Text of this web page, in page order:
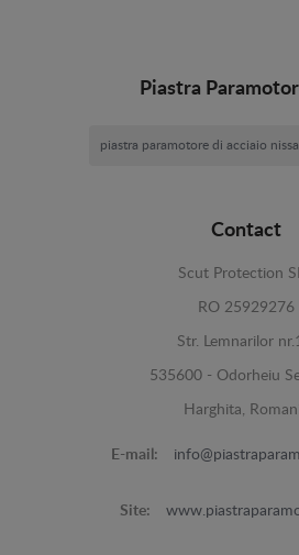
Piastra
piastra paramotore di acciaio
Contact
Scut Protection
RO 25929276
Str. Lemnarilor
535600 - Odorheiu
Harghita,
E-mail:
Site: